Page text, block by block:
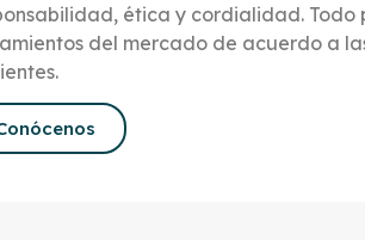
ética y cordialidad. Todo
del mercado de acuerdo a